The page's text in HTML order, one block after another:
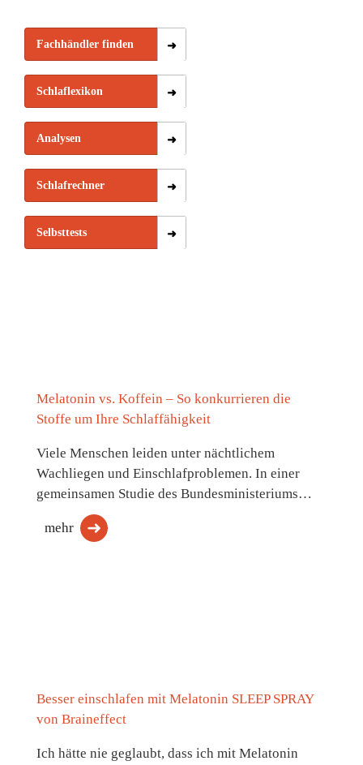
Fachhändler finden
Schlaflexikon
Analysen
Schlafrechner
Selbsttests
Melatonin vs. Koffein – So konkurrieren die
Stoffe um Ihre Schlaffähigkeit
Viele Menschen leiden unter nächtlichem
Wachliegen und Einschlafproblemen. In einer
gemeinsamen Studie des Bundesministeriums…
mehr
Besser einschlafen mit Melatonin SLEEP SPRAY
von Braineffect
Ich hätte nie geglaubt, dass ich mit Melatonin